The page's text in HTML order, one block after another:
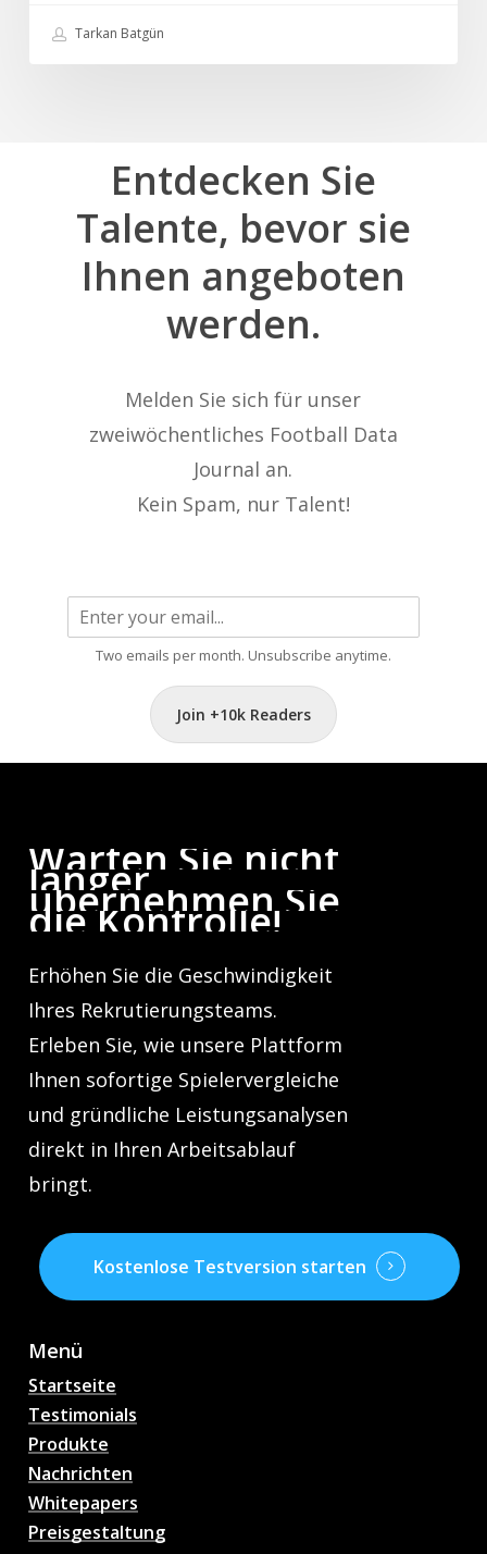
Tarkan Batgün
Entdecken Sie
Talente, bevor sie
Ihnen angeboten
werden.
Melden Sie sich für unser
zweiwöchentliches Football Data
Journal an.
Kein Spam, nur Talent!
Two emails per month. Unsubscribe anytime.
Join +10k Readers
Warten Sie nicht
länger,
übernehmen Sie
dieKontrolle!
Erhöhen Sie die Geschwindigkeit
Ihres Rekrutierungsteams.
Erleben Sie, wie unsere Plattform
Ihnen sofortige Spielervergleiche
und gründliche Leistungsanalysen
direkt in Ihren Arbeitsablauf
bringt.
Kostenlose Testversion starten
Menü
Startseite
Testimonials
Produkte
Nachrichten
Whitepapers
Preisgestaltung